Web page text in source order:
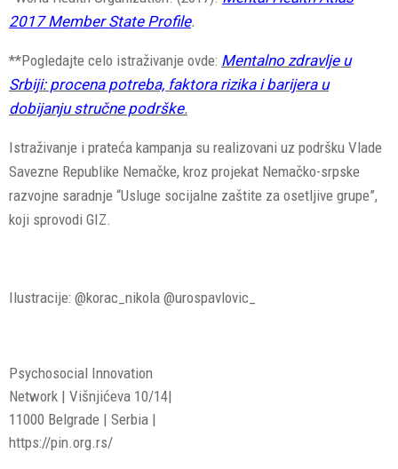
2017 Member State Profile.
**Pogledajte celo istraživanje ovde: Mentalno zdravlje u
Srbiji: procena potreba, faktora rizika i barijera u
dobijanju stručne podrške.
Istraživanje i prateća kampanja su realizovani uz podršku Vlade
Savezne Republike Nemačke, kroz projekat Nemačko-srpske
razvojne saradnje “Usluge socijalne zaštite za osetljive grupe”,
koji sprovodi GIZ.
Ilustracije: @korac_nikola @urospavlovic_
Psychosocial Innovation
Network | Višnjićeva 10/14|
11000 Belgrade | Serbia |
https://pin.org.rs/